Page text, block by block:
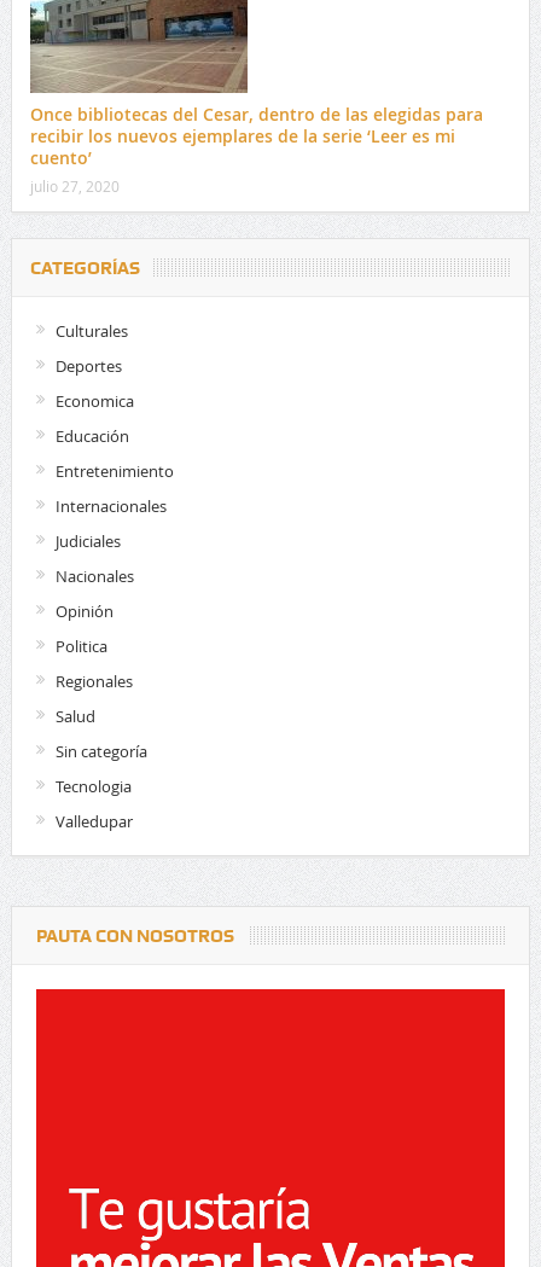
Once bibliotecas del Cesar, dentro de las elegidas para
recibir los nuevos ejemplares de la serie ‘Leer es mi
cuento’
julio 27, 2020
CATEGORÍAS
Culturales
Deportes
Economica
Educación
Entretenimiento
Internacionales
Judiciales
Nacionales
Opinión
Politica
Regionales
Salud
Sin categoría
Tecnologia
Valledupar
PAUTA CON NOSOTROS